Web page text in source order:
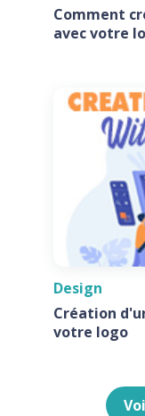
Comment
avec votre
Design
Création
votre logo